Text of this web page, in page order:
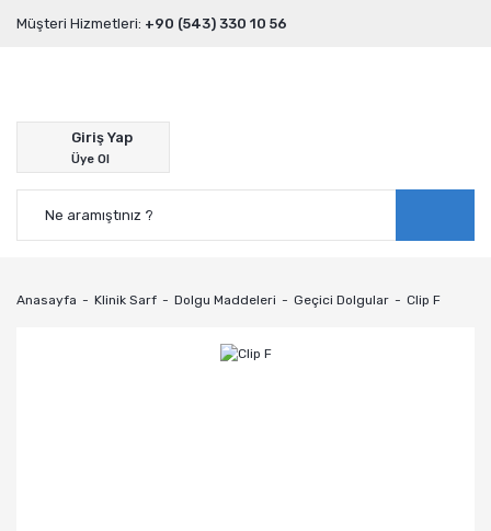
Müşteri Hizmetleri: +90 (543) 330 10 56
Giriş Yap
Üye Ol
Anasayfa Klinik Sarf Dolgu Maddeleri Geçici Dolgular Clip F